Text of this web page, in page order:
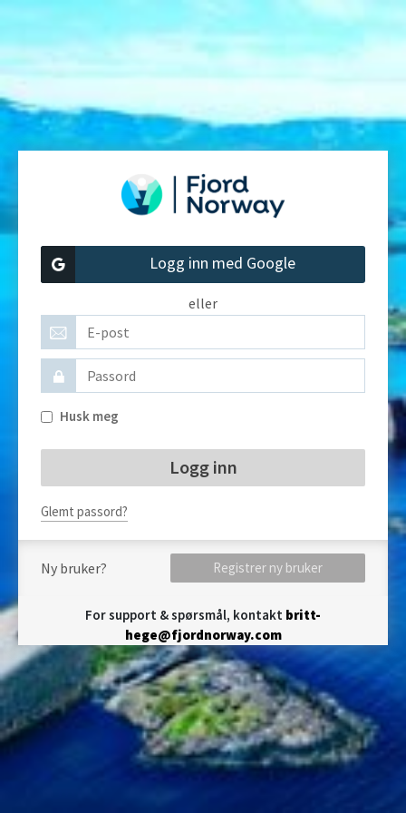
Logg inn med Google
eller
Husk meg
Glemt passord?
Ny bruker? Registrer ny bruker
For support & spørsmål, kontakt britt-
hege@fjordnorway.com